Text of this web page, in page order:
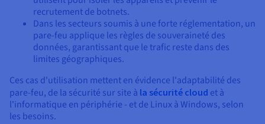
recrutement de botnets.
Dans les secteurs soumis à une forte réglementation, un
pare-feu applique les règles de souveraineté des
données, garantissant que le trafic reste dans des
limites géographiques.
Ces cas d'utilisation mettent en évidence l'adaptabilité des
pare-feu, de la sécurité sur site à la sécurité cloud et à
l'informatique en périphérie - et de Linux à Windows, selon
les besoins.